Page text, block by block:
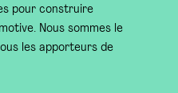
pour construire
Nous sommes le
les apporteurs de